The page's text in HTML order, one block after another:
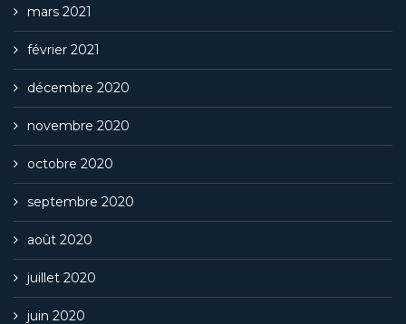
mars 2021
février 2021
décembre 2020
novembre 2020
octobre 2020
septembre 2020
août 2020
juillet 2020
juin 2020